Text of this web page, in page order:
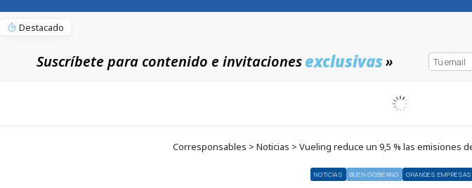
Destacado
Suscríbete para contenido e invitacionesexclusivas»
Corresponsables > Noticias > Vueling reduce un 9,5 % las emisiones
NOTICIAS BUEN GOBIERNO GRANDES EMPRESAS